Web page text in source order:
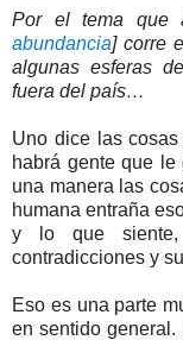
Por el tema que
abundancia] corre
algunas esferas
fuera del país…
Uno dice las
habrá gente que
una manera las
humana entraña
y lo que
contradicciones y
Eso es una parte
en sentido